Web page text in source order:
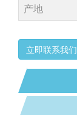
产地
立即联系我们